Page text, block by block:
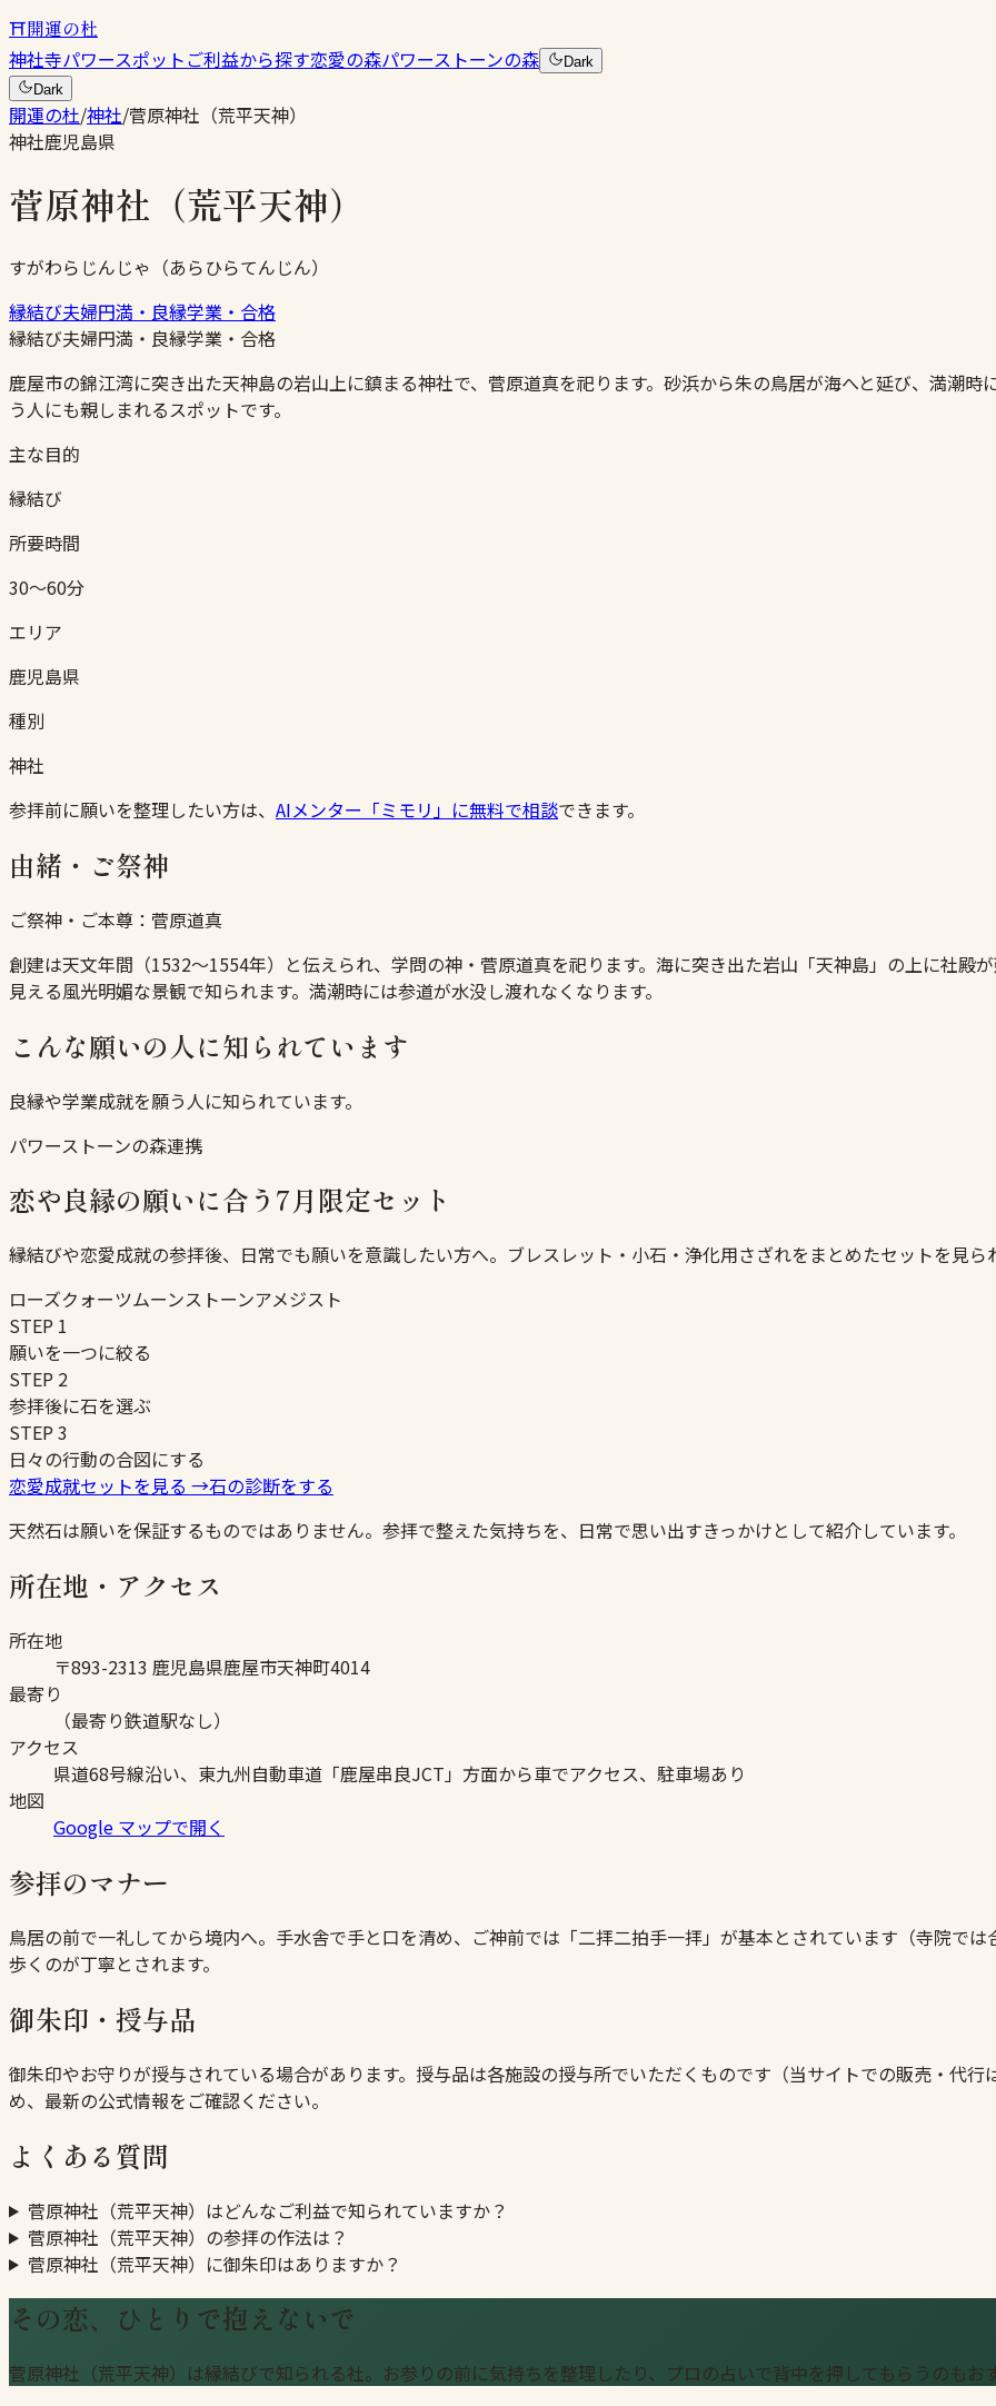
⛩開運の杜
神社寺パワースポットご利益から探す恋愛の森パワーストーンの森
Dark
Dark
開運の杜/神社/菅原神社（荒平天神）
神社鹿児島県
菅原神社（荒平天神）
すがわらじんじゃ（あらひらてんじん）
縁結び夫婦円満・良縁学業・合格
縁結び夫婦円満・良縁学業・合格
鹿屋市の錦江湾に突き出た天神島の岩山上に鎮まる神社で、菅原道真を祀ります。砂浜から朱の鳥居が海へと延び、満潮
う人にも親しまれるスポットです。
主な目的
縁結び
所要時間
30〜60分
エリア
鹿児島県
種別
神社
参拝前に願いを整理したい方は、 AIメンター「ミモリ」に無料で相談できます。
由緒・ご祭神
ご祭神・ご本尊： 菅原道真
創建は天文年間（1532〜1554年）と伝えられ、学問の神・菅原道真を祀ります。海に突き出た岩山「天神島」の上に社殿
見える風光明媚な景観で知られます。満潮時には参道が水没し渡れなくなります。
こんな願いの人に知られています
良縁や学業成就を願う人に知られています。
パワーストーンの森連携
恋や良縁の願いに合う7月限定セット
縁結びや恋愛成就の参拝後、日常でも願いを意識したい方へ。ブレスレット・小石・浄化用さざれをまとめたセットを見ら
ローズクォーツムーンストーンアメジスト
STEP 1
願いを一つに絞る
STEP 2
参拝後に石を選ぶ
STEP3
日々の行動の合図にする
恋愛成就セットを見る →石の診断をする
天然石は願いを保証するものではありません。参拝で整えた気持ちを、日常で思い出すきっかけとして紹介しています。
所在地・アクセス
所在地
〒893-2313 鹿児島県鹿屋市天神町4014
最寄り
（最寄り鉄道駅なし）
アクセス
県道68号線沿い、東九州自動車道「鹿屋串良JCT」方面から車でアクセス、駐車場あり
地図
Google マップで開く
参拝のマナー
鳥居の前で一礼してから境内へ。手水舎で手と口を清め、ご神前では「二拝二拍手一拝」が基本とされています（寺院で
歩くのが丁寧とされます。
御朱印・授与品
御朱印やお守りが授与されている場合があります。授与品は各施設の授与所でいただくものです（当サイトでの販売・代
め、最新の公式情報をご確認ください。
よくある質問
菅原神社（荒平天神）はどんなご利益で知られていますか？
菅原神社（荒平天神）の参拝の作法は？
菅原神社（荒平天神）に御朱印はありますか？
その恋、ひとりで抱えないで
菅原神社（荒平天神）は縁結びで知られる社。お参りの前に気持ちを整理したり、プロの占いで背中を押してもらうのもお